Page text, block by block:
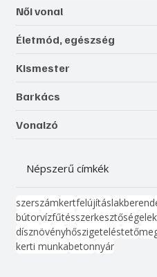
Női vonal
Életmód, egészség
Kismester
Barkács
Vonalzó
Népszerű címkék
szerszámkertfelújítás
bútorvízfűtésszerkesztőség
dísznövényhőszigeteléstető
kerti munkabetonnyár